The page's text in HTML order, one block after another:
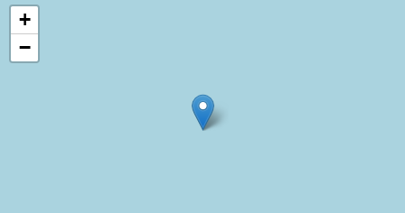
+
−